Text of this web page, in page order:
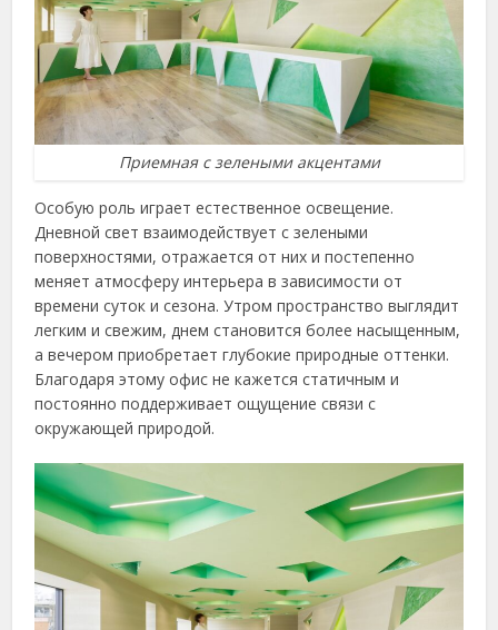
Приемная с зелеными акцентами
Особую роль играет естественное освещение.
Дневной свет взаимодействует с зелеными
поверхностями, отражается от них и постепенно
меняет атмосферу интерьера в зависимости от
времени суток и сезона. Утром пространство выглядит
легким и свежим, днем становится более насыщенным,
а вечером приобретает глубокие природные оттенки.
Благодаря этому офис не кажется статичным и
постоянно поддерживает ощущение связи с
окружающей природой.